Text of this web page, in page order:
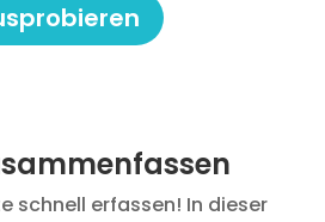
schnell erfassen! In dieser